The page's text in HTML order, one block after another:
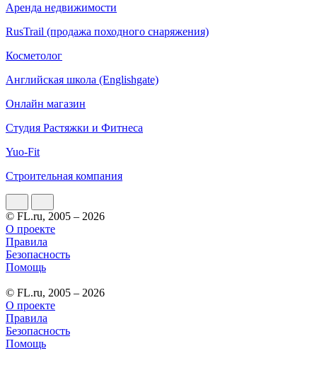
Аренда недвижимости
RusTrail (продажа походного снаряжения)
Косметолог
Английская школа (Englishgate)
Онлайн магазин
Студия Растяжки и Фитнеса
Yuo-Fit
Строительная компания
© FL.ru, 2005 – 2026
О проекте
Правила
Безопасность
Помощь
© FL.ru, 2005 – 2026
О проекте
Правила
Безопасность
Помощь